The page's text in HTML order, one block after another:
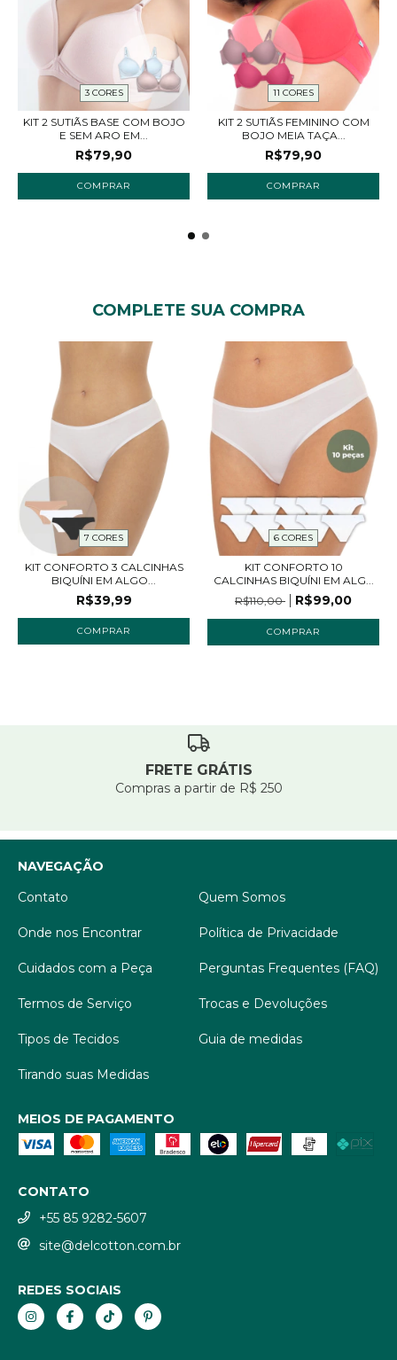
3 CORES
KIT 2 SUTIÃS BASE COM BOJO
E SEM ARO EM...
R$79,90
COMPRAR
11 CORES
KIT 2 SUTIÃS FEMININO COM
BOJO MEIA TAÇA...
R$79,90
COMPRAR
COMPLETE SUA COMPRA
7 CORES
KIT CONFORTO 3 CALCINHAS
BIQUÍNI EM ALGO...
R$39,99
COMPRAR
6 CORES
KIT CONFORTO 10
CALCINHAS BIQUÍNI EM ALG...
R$110,00
R$99,00
COMPRAR
FRETE GRÁTIS
Compras a partir de R$ 250
NAVEGAÇÃO
Contato
Quem Somos
Onde nos Encontrar Política de Privacidade
Cuidados com a Peça Perguntas Frequentes (FAQ)
Termos de Serviço Trocas e Devoluções
Tipos de Tecidos Guia de medidas
Tirando suas Medidas
MEIOS DE PAGAMENTO
CONTATO
+55 85 9282-5607
site@delcotton.com.br
REDES SOCIAIS